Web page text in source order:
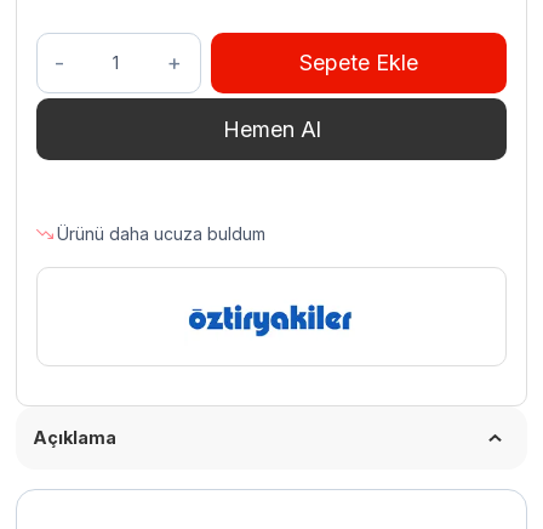
Öztiryakiler
Delikli
Gastronorm
26,5×32,5×4
Sepete Ekle
Hemen Al
Ürünü daha ucuza buldum
Açıklama